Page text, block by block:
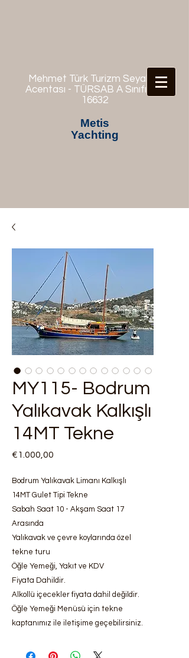
Mehmet Türk Turizm Seyahat
Acentası - TÜRSAB A Sınıfı No:
16632
Metis
Yachting
MY115- Bodrum
Yalıkavak Kalkışlı
14MT Tekne
€1.000,00
Bodrum Yalıkavak Limanı Kalkışlı
14MT Gulet Tipi Tekne
Sabah Saat 10 - Akşam Saat 17
Arasında
Yalıkavak ve çevre koylarında özel
tekne turu
Öğle Yemeği, Yakıt ve KDV
Fiyata Dahildir.
Alkollü içecekler fiyata dahil değildir.
Öğle Yemeği Menüsü için tekne
kaptanımız ile iletişime geçebilirsiniz.